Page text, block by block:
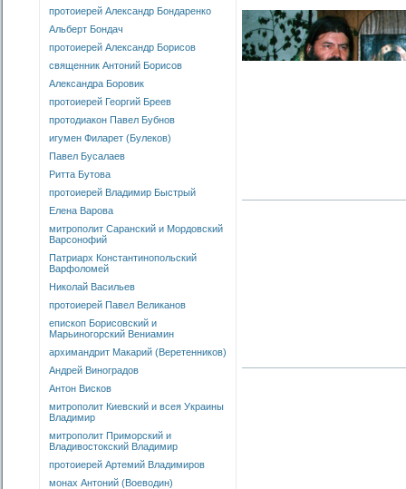
протоиерей Александр Бондаренко
Альберт Бондач
протоиерей Александр Борисов
священник Антоний Борисов
Александра Боровик
протоиерей Георгий Бреев
протодиакон Павел Бубнов
игумен Филарет (Булеков)
Павел Бусалаев
Ритта Бутова
протоиерей Владимир Быстрый
Елена Варова
митрополит Саранский и Мордовский
Варсонофий
Патриарх Константинопольский
Варфоломей
Николай Васильев
протоиерей Павел Великанов
епископ Борисовский и
Марьиногорский Вениамин
архимандрит Макарий (Веретенников)
Андрей Виноградов
Антон Висков
митрополит Киевский и всея Украины
Владимир
митрополит Приморский и
Владивостокский Владимир
протоиерей Артемий Владимиров
монах Антоний (Воеводин)